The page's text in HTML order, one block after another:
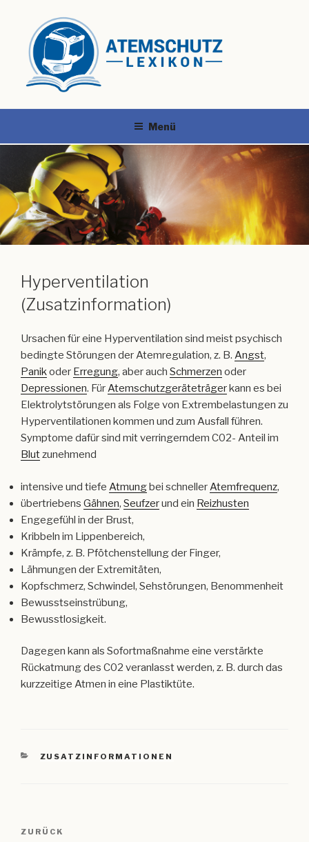
Menü
Hyperventilation
(Zusatzinformation)
Ursachen für eine Hyperventilation sind meist psychisch
bedingte Störungen der Atemregulation, z. B. Angst,
Panikoder Erregung, aber auch Schmerzen oder
Depressionen. FürAtemschutzgeräteträgerkann es bei
Elektrolytstörungen als Folge von Extrembelastungen zu
Hyperventilationen kommen und zum Ausfall führen.
Symptome dafür sind mit verringerndem C02- Anteil im
Blutzunehmend
intensive und tiefe Atmungbei schnellerAtemfrequenz,
übertriebens Gähnen, Seufzerund ein Reizhusten
Engegefühl in der Brust,
Kribbeln im Lippenbereich,
Krämpfe, z. B. Pfötchenstellung der Finger,
Lähmungen der Extremitäten,
Kopfschmerz, Schwindel, Sehstörungen, Benommenheit
Bewusstseinstrübung,
Bewusstlosigkeit.
Dagegen kann als Sofortmaßnahme eine verstärkte
Rückatmung des C02 veranlasst werden, z. B. durch das
kurzzeitige Atmen in eine Plastiktüte.
KATEGORIEN
ZUSATZINFORMATIONEN
Beitragsnavigation
Vorheriger
ZURÜCK